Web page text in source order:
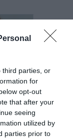
third parties, or
for
opt-out
that after your
seeing
utilized by
parties prior to